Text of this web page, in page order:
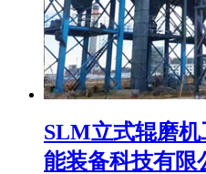
SLM立式辊磨
能装备科技有限